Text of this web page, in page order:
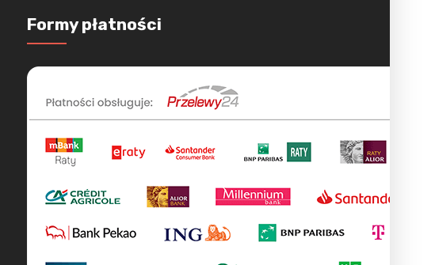
Formy płatności